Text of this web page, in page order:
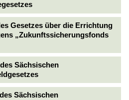
Gesetzes über die Errichtung
„Zukunftssicherungsfonds
Sächsischen
Sächsischen